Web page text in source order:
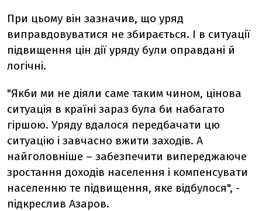
При цьому він зазначив, що уряд
виправдовуватися не збирається. І в ситуації
підвищення цін дії уряду були оправдані й
логічні.
"Якби ми не діяли саме таким чином, цінова
ситуація в країні зараз була би набагато
гіршою. Уряду вдалося передбачати цю
ситуацію і завчасно вжити заходів. А
найголовніше – забезпечити випереджаюче
зростання доходів населення і компенсувати
населенню те підвищення, яке відбулося", -
підкреслив Азаров.